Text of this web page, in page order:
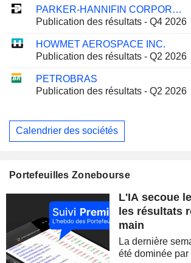
PARKER-HANNIFIN CORPORATION
Publication des résultats - Q4 2026
HOWMET AEROSPACE INC.
Publication des résultats - Q2 2026
PETROBRAS
Publication des résultats - Q2 2026
Calendrier des sociétés
Portefeuilles Zonebourse
L'IA secoue
les résultats
main
La dernière
été dominée